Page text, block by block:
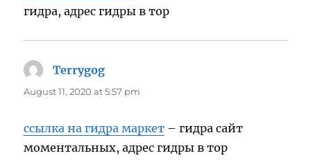
гидра, адрес гидры в тор
Terrygog
August 11, 2020 at 5:57 pm
ссылка на гидра маркет – гидра сайт
моментальных, адрес гидры в тор